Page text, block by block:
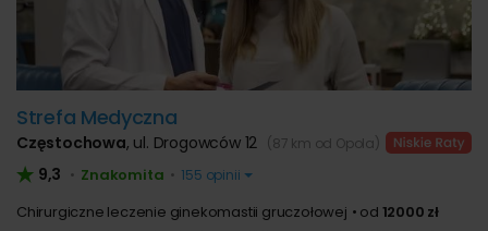
Strefa Medyczna
Częstochowa, ul. Drogowców 12 (87 km od Opola)
9,3 • Znakomita • 155 opinii
Chirurgiczne leczenie ginekomastii gruczołowej od 12000 zł